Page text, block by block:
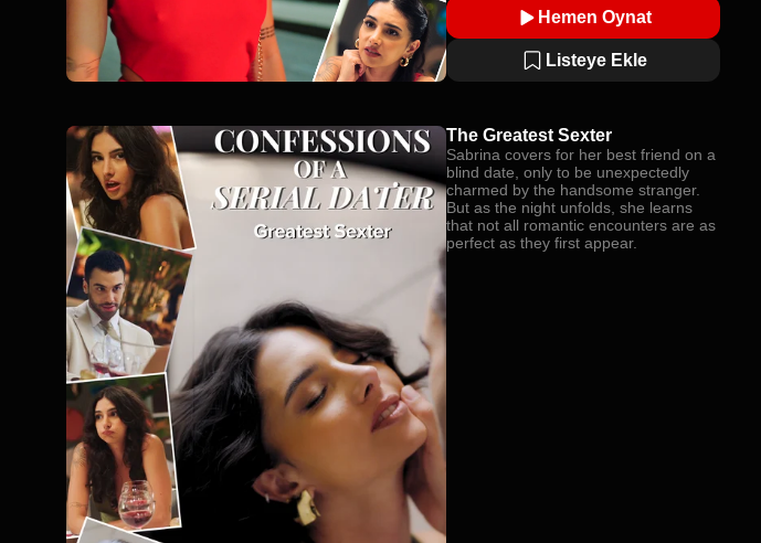
Hemen Oynat
Listeye Ekle
The Greatest Sexter
Sabrina covers for her best friend on a
blind date, only to be unexpectedly
charmed by the handsome stranger.
But as the night unfolds, she learns
that not all romantic encounters are as
perfect as they first appear.